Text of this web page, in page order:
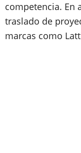
competencia. En
traslado de
marcas como